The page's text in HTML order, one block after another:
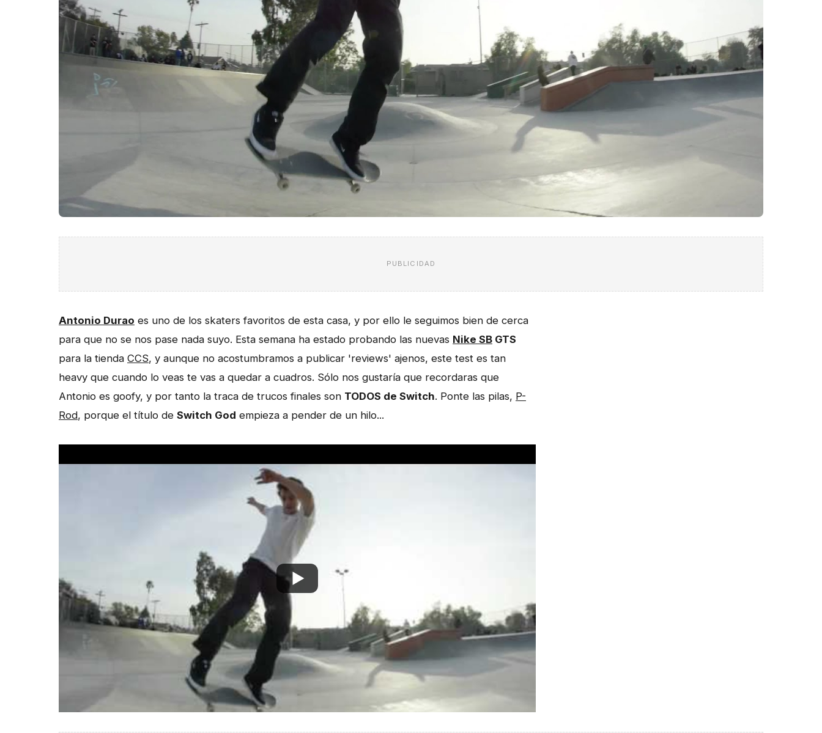
PUBLICIDAD
Antonio Durao es uno de los skaters favoritos de esta casa, y por ello le seguimos bien de cerca
para que no se nos pase nada suyo. Esta semana ha estado probando las nuevas Nike SB GTS
para la tienda CCS, y aunque no acostumbramos a publicar 'reviews' ajenos, este test es tan
heavy que cuando lo veas te vas a quedar a cuadros. Sólo nos gustaría que recordaras que
Antonio es goofy, y por tanto la traca de trucos finales son TODOS de Switch. Ponte las pilas, P-
Rod, porque el título de Switch God empieza a pender de un hilo...